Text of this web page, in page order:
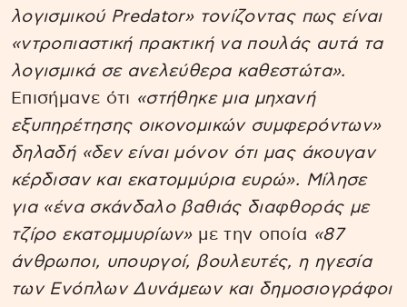
λογισμικού Predator» τονίζοντας πως είναι
«ντροπιαστική πρακτική να πουλάς αυτά τα
λογισμικά σε ανελεύθερα καθεστώτα».
Επισήμανε ότι «στήθηκε μια μηχανή
εξυπηρέτησης οικονομικών συμφερόντων»
δηλαδή «δεν είναι μόνον ότι μας άκουγαν
κέρδισαν και εκατομμύρια ευρώ». Μίλησε
για «ένα σκάνδαλο βαθιάς διαφθοράς με
τζίρο εκατομμυρίων»με την οποία «87
άνθρωποι, υπουργοί, βουλευτές, η ηγεσία
των Ενόπλων Δυνάμεων και δημοσιογράφοι